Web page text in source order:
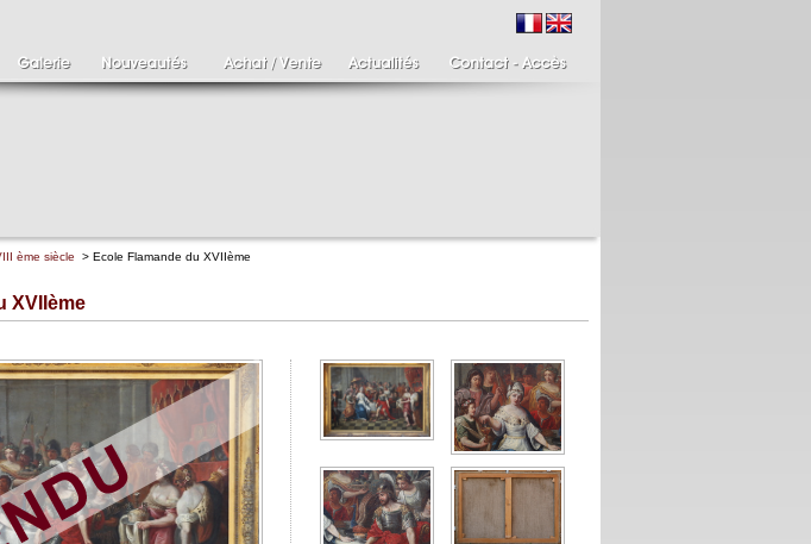
1886-
de Boxer"
Paire de bougeoirs fin
XVIIIème
Paire de bougeoirs putti
tenant une torchère en
1 700 €
ème siècle > Ecole Flamande du XVIIème
XVIIème